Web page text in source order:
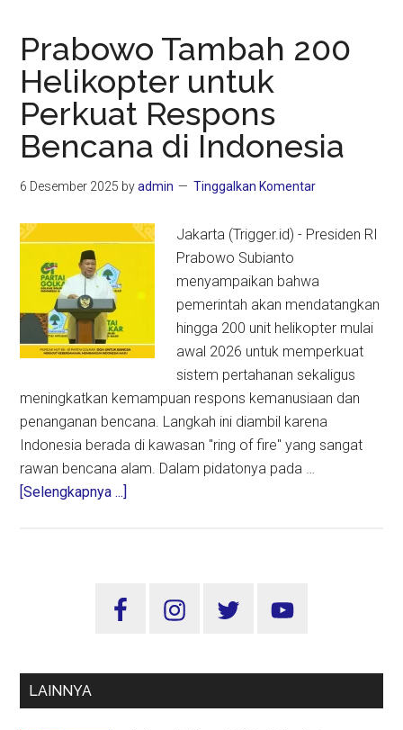
Prabowo Tambah 200
Helikopter untuk
Perkuat Respons
Bencana di Indonesia
6 Desember 2025 byadmin Tinggalkan Komentar
Jakarta (Trigger.id) - Presiden RI
Prabowo Subianto
menyampaikan bahwa
pemerintah akan mendatangkan
hingga 200 unit helikopter mulai
awal 2026 untuk memperkuat
sistem pertahanan sekaligus
meningkatkan kemampuan respons kemanusiaan dan
penanganan bencana. Langkah ini diambil karena
Indonesia berada di kawasan "ring of fire" yang sangat
rawan bencana alam. Dalam pidatonya pada …
[Selengkapnya ...]
untuk
Bencana
Sidebar
LAINNYA